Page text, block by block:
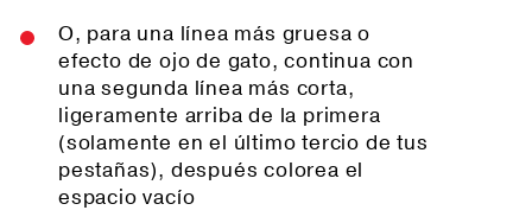
O, para una línea más gruesa o
efecto de ojo de gato, continua con
una segunda línea más corta,
ligeramente arriba de la primera
(solamente en el último tercio de tus
pestañas), después colorea el
espacio vacío